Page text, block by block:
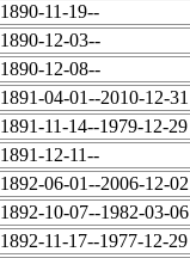
1890-11-19--
1890-12-03--
1890-12-08--
1891-04-01--2010-12-31
1891-11-14--1979-12-29
1891-12-11--
1892-06-01--2006-12-02
1892-10-07--1982-03-06
1892-11-17--1977-12-29